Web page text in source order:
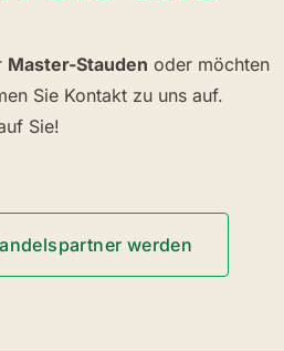
Master-Stauden oder möchten
Sie Kontakt zu uns auf.
Sie!
werden